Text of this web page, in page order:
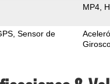
MP4
Sensor de